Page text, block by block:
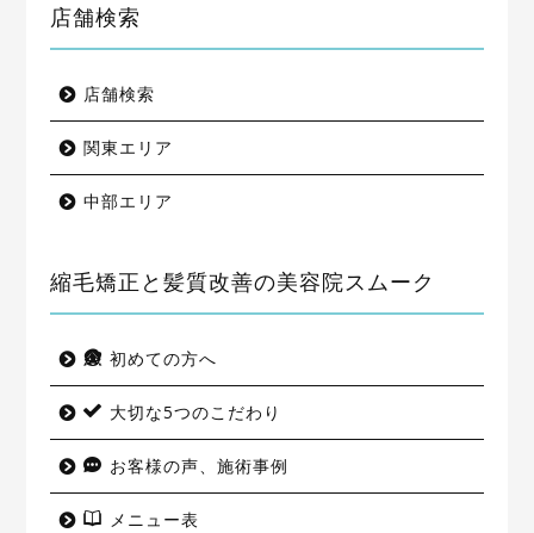
店舗検索
店舗検索
関東エリア
中部エリア
縮毛矯正と髪質改善の美容院スムーク
初めての方へ
大切な5つのこだわり
お客様の声、施術事例
メニュー表